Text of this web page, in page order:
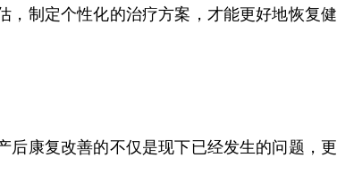
制定个性化的治疗方案，才能更好地恢复健
康复改善的不仅是现下已经发生的问题，更